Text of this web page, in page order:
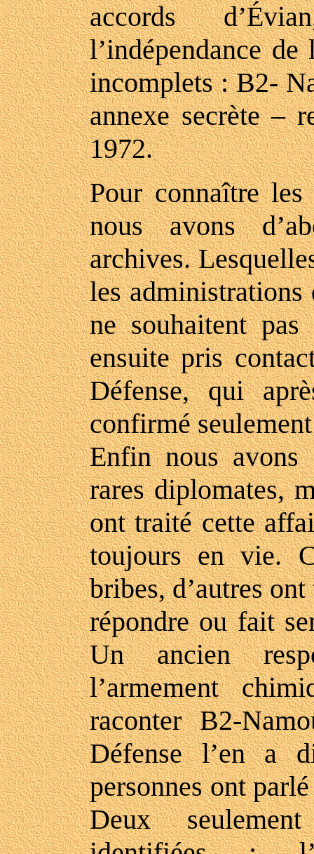
accords
l’indépendance
incomplets : B2-
annexe secrète –
1972.
Pour connaître
nous avons
archives.
les
ne souhaitent
ensuite pris
Défense, qui
confirmé
Enfin nous avons
rares diplomates,
ont traité cette
toujours en vie.
bribes, d’autres
répondre ou fait
Un ancien
l’armement
raconter B2-
Défense l’en a
personnes ont
Deux